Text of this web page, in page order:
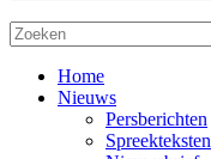
Home
Nieuws
Persberichten
Spreekteksten